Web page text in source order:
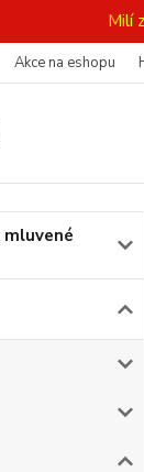
Milí
Akce na eshopu